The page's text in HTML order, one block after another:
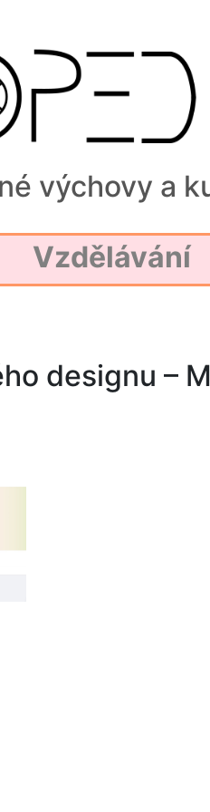
výchovy a
Vzdělávání
designu –